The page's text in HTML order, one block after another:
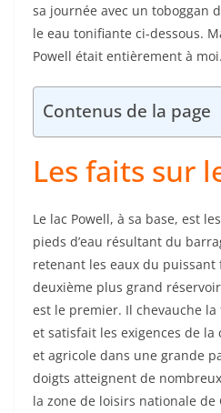
sa journée avec un toboggan
le eau tonifiante ci-dessous.
Powell était entièrement à moi.
Contenus de la page
Les faits sur
Le lac Powell, à sa base, est
pieds d’eau résultant du
retenant les eaux du puissant
deuxième plus grand
est le premier. Il chevauche
et satisfait les exigences de
et agricole dans une grande
doigts atteignent de
la zone de loisirs nationale de